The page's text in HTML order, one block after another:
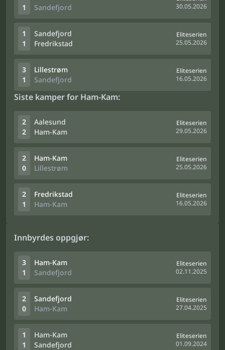
1
Sandefjord
30.05.2026
1
1
Sandefjord
Fredrikstad
Eliteserien
25.05.2026
3
1
Lillestrøm
Sandefjord
Eliteserien
16.05.2026
Siste kamper for Ham-Kam:
2
2
Aalesund
Ham-Kam
Eliteserien
29.05.2026
2
0
Ham-Kam
Lillestrøm
Eliteserien
25.05.2026
2
1
Fredrikstad
Ham-Kam
Eliteserien
16.05.2026
Innbyrdes oppgjør:
3
1
Ham-Kam
Sandefjord
Eliteserien
02.11.2025
2
0
Sandefjord
Ham-Kam
Eliteserien
27.04.2025
1
1
Ham-Kam
Sandefjord
Eliteserien
01.09.2024